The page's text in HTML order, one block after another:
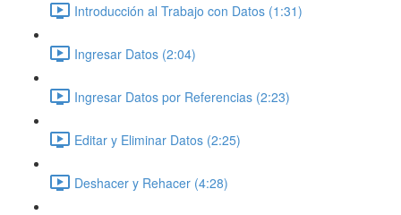
Introducción al Trabajo con Datos (1:31)
Ingresar Datos (2:04)
Ingresar Datos por Referencias (2:23)
Editar y Eliminar Datos (2:25)
Deshacer y Rehacer (4:28)